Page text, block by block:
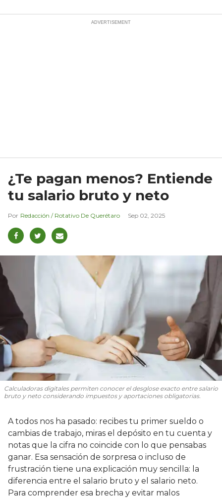
¿Te pagan menos? Entiende
tu salario bruto y neto
Redacción / Rotativo De Querétaro Sep 02, 2025
Calculadoras digitales permiten conocer el desglose exacto entre salario
bruto y neto considerando impuestos y aportaciones obligatorias.
A todos nos ha pasado: recibes tu primer sueldo o
cambias de trabajo, miras el depósito en tu cuenta y
notas que la cifra no coincide con lo que pensabas
ganar. Esa sensación de sorpresa o incluso de
frustración tiene una explicación muy sencilla: la
diferencia entre el salario bruto y el salario neto.
Para comprender esa brecha y evitar malos